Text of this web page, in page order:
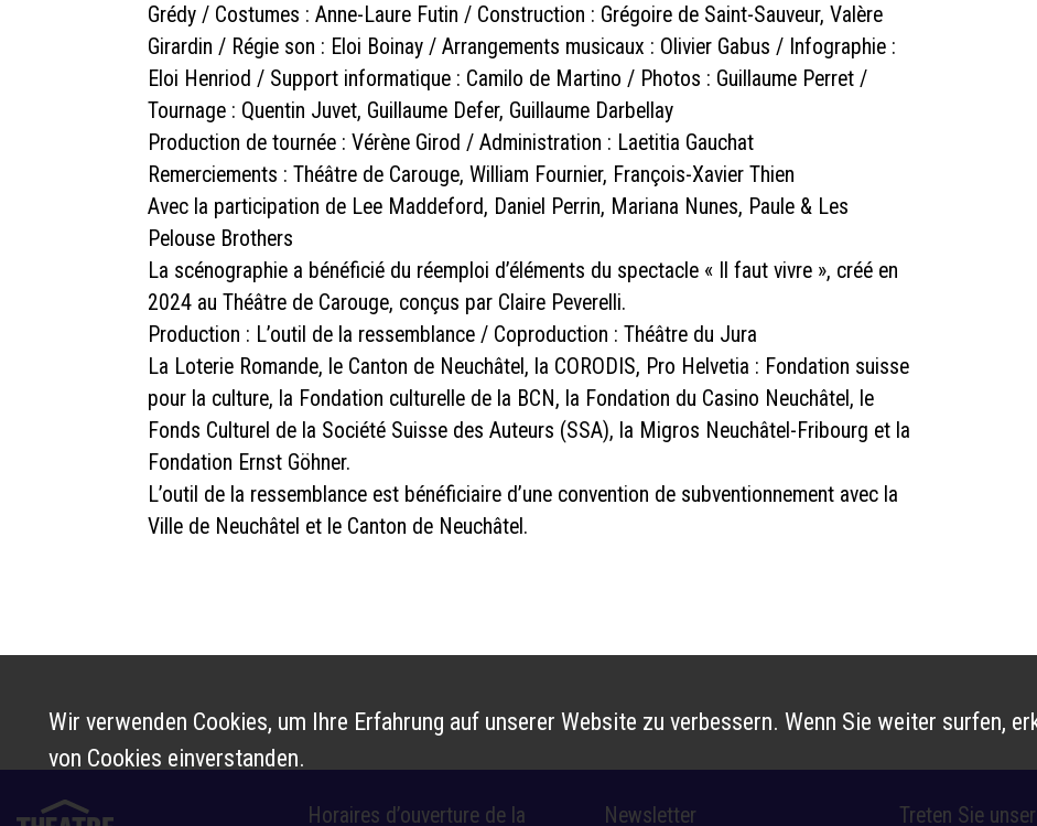
Grédy / Costumes : Anne-Laure Futin / Construction : Grégoire de Saint-Sauveur, Valère
Girardin / Régie son : Eloi Boinay / Arrangements musicaux : Olivier Gabus / Infographie :
Eloi Henriod / Support informatique : Camilo de Martino / Photos : Guillaume Perret /
Tournage : Quentin Juvet, Guillaume Defer, Guillaume Darbellay
Production de tournée : Vérène Girod / Administration : Laetitia Gauchat
Remerciements : Théâtre de Carouge, William Fournier, François-Xavier Thien
Avec la participation de Lee Maddeford, Daniel Perrin, Mariana Nunes, Paule & Les
Pelouse Brothers
La scénographie a bénéficié du réemploi d’éléments du spectacle « Il faut vivre », créé en
2024 au Théâtre de Carouge, conçus par Claire Peverelli.
Production : L’outil de la ressemblance / Coproduction : Théâtre du Jura
La Loterie Romande, le Canton de Neuchâtel, la CORODIS, Pro Helvetia : Fondation suisse
pour la culture, la Fondation culturelle de la BCN, la Fondation du Casino Neuchâtel, le
Fonds Culturel de la Société Suisse des Auteurs (SSA), la Migros Neuchâtel-Fribourg et la
Fondation Ernst Göhner.
L’outil de la ressemblance est bénéficiaire d’une convention de subventionnement avec la
Ville de Neuchâtel et le Canton de Neuchâtel.
Horaires d’ouverture de la Newsletter Treten Sie
Wir verwenden Cookies, um Ihre Erfahrung auf unserer Website zu verbessern. Wenn Sie weiter surfen,
von Cookies einverstanden.